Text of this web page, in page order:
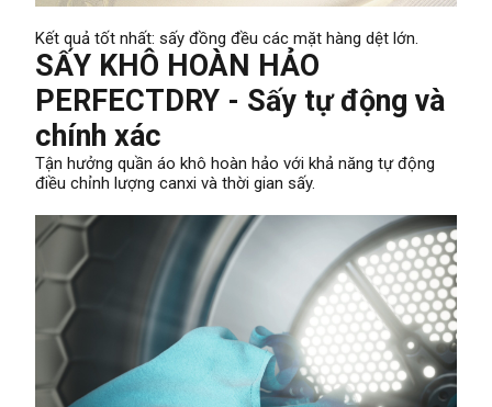
Kết quả tốt nhất: sấy đồng đều các mặt hàng dệt lớn.
SẤY KHÔ HOÀN HẢO
PERFECTDRY - Sấy tự động và
chính xác
Tận hưởng quần áo khô hoàn hảo với khả năng tự động
điều chỉnh lượng canxi và thời gian sấy.